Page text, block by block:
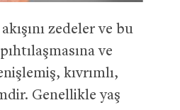
zedeler ve bu
ve
kıvrımlı,
Genellikle yaş